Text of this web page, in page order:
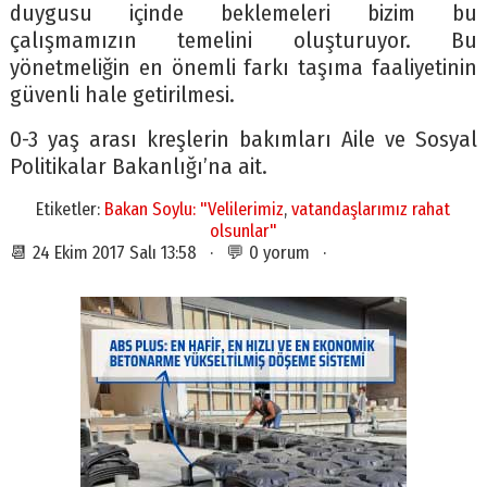
duygusu içinde beklemeleri bizim bu
çalışmamızın temelini oluşturuyor. Bu
yönetmeliğin en önemli farkı taşıma faaliyetinin
güvenli hale getirilmesi.
0-3 yaş arası kreşlerin bakımları Aile ve Sosyal
Politikalar Bakanlığı’na ait.
Etiketler: Bakan Soylu: "Velilerimiz,vatandaşlarımız rahat
olsunlar"
📆 24 Ekim 2017 Salı 13:58 · 💬 0 yorum ·